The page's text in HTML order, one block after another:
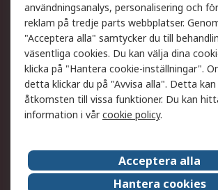
Support
Få hjälp
Retur av
Leverans
Spåra
Begär en fakturakopi
Fördelar
Betalningsalternativ
Om RS
användningsanalys, personalisering och
reklam på tredje parts webbplatser.
"Acceptera alla" samtycker du till
väsentliga cookies. Du kan välja dina
klicka på "Hantera cookie-inställningar".
detta klickar du på "Avvisa alla". Detta kan
åtkomsten till vissa funktioner. Du kan
information i vårcookie policy.
Acceptera alla
Hantera cookies